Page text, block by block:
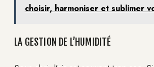
choisir, harmoniser et sublimer
LA GESTION DE L’HUMIDITÉ